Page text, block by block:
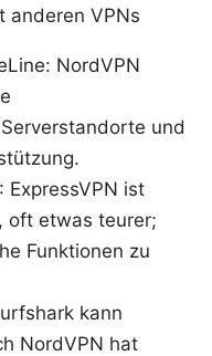
anderen VPNs
NordVPN
und
ExpressVPN ist
oft etwas teurer;
Funktionen zu
kann
NordVPN hat